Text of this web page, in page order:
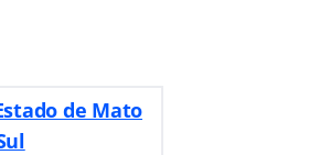
de Mato